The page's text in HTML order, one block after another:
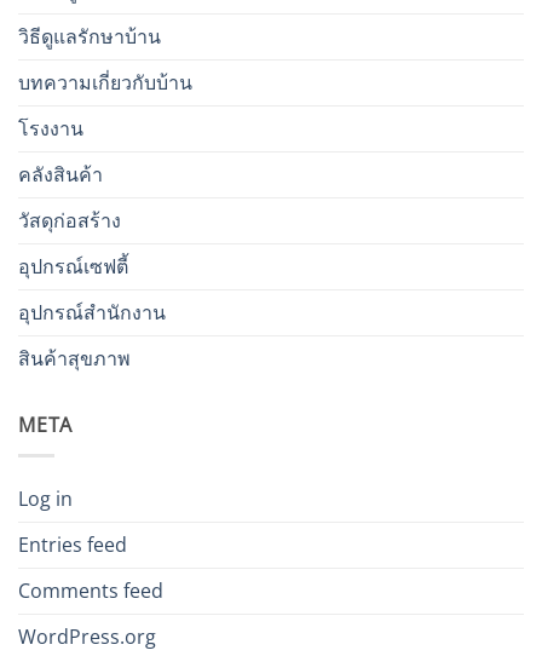
วิธีดูแลรักษาบ้าน
บทความเกี่ยวกับบ้าน
โรงงาน
คลังสินค้า
วัสดุก่อสร้าง
อุปกรณ์เซฟตี้
อุปกรณ์สำนักงาน
สินค้าสุขภาพ
META
Log in
Entries feed
Comments feed
WordPress.org